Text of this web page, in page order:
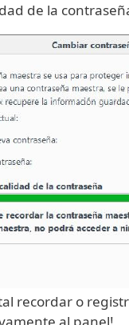
de la
recordar o